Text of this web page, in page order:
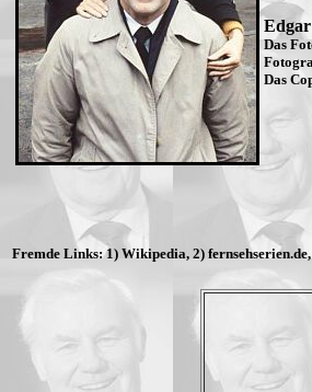
Das
Das
Fremde Links: 1) Wikipedia, 2)